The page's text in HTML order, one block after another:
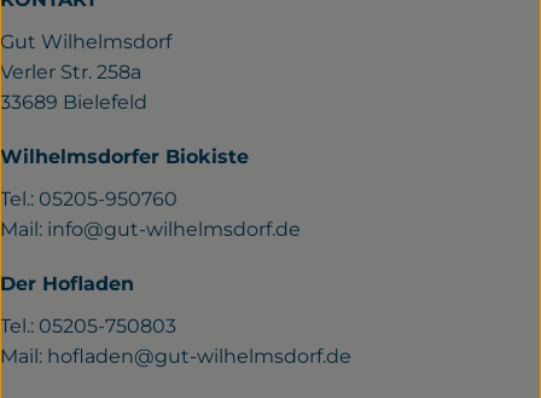
Gut Wilhelmsdorf
Verler Str. 258a
33689 Bielefeld
Wilhelmsdorfer Biokiste
Tel.: 05205-950760
Mail: info@gut-wilhelmsdorf.de
Der Hofladen
Tel.: 05205-750803
Mail: hofladen@gut-wilhelmsdorf.de